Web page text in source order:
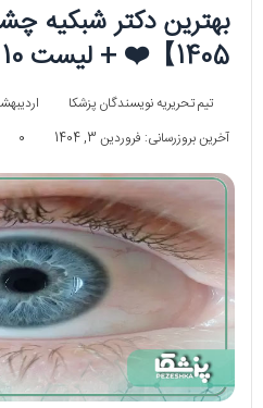
بهترین دکتر شبکیه
1405】❤️ + لیست 10 تایی
تیم تحریریه نویسندگان پزشکا
اردیبهشت
آخرین بروزرسانی: فروردین 3, 1404
0